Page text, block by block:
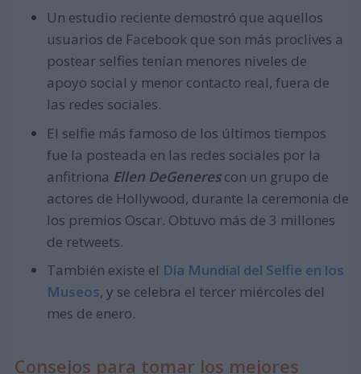
Un estudio reciente demostró que aquellos
usuarios de Facebook que son más proclives a
postear selfies tenían menores niveles de
apoyo social y menor contacto real, fuera de
las redes sociales.
El selfie más famoso de los últimos tiempos
fue la posteada en las redes sociales por la
anfitriona Ellen DeGenerescon un grupo de
actores de Hollywood, durante la ceremonia de
los premios Oscar. Obtuvo más de 3 millones
de retweets.
También existe el Día Mundial del Selfie en los
Museos, y se celebra el tercer miércoles del
mes de enero.
Consejos para tomar los mejores